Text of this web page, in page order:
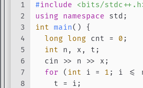
1
2
3
4
5
6
7
8
#include
<bits/
using
namespace std;
int main()
{
long long cnt = 0 ;
int n, x, t;
  cin >> n >> x;
for ( int i = 1 ; i <=
    t = i;